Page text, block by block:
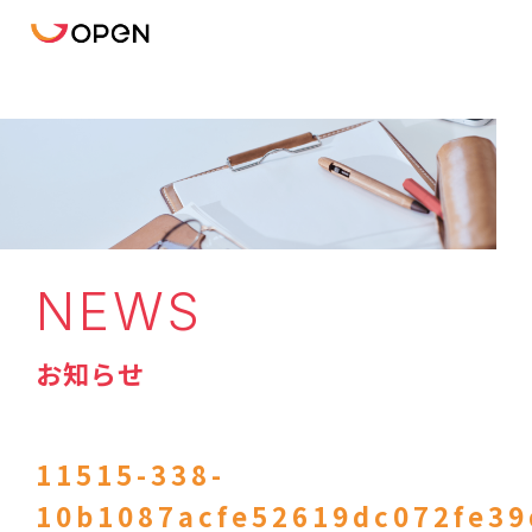
NEWS
お知らせ
11515-338-